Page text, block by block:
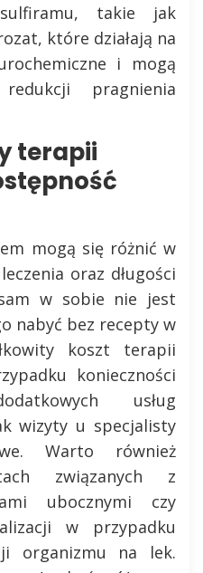
takie jak
które działają na
i mogą
pragnienia
terapii
mogą się różnić w
oraz długości
w sobie nie jest
nabyć bez recepty w
koszt terapii
konieczności
usług
wizyty u specjalisty
Warto również
związanych z
ubocznymi czy
w przypadku
organizmu na lek.